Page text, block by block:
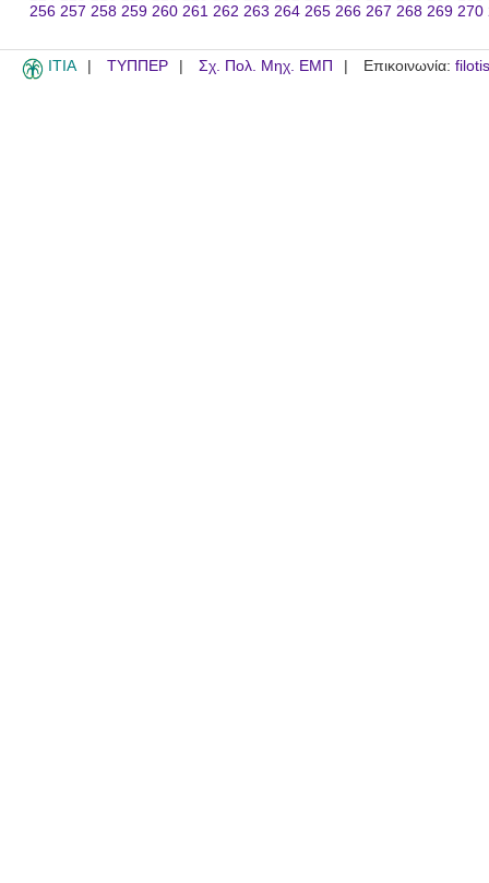
256 257 258 259 260 261 262 263 264 265 266 267 268 269 270
ITIA ΤΥΠΠΕΡ Σχ. Πολ. Μηχ. ΕΜΠ Επικοινωνία: